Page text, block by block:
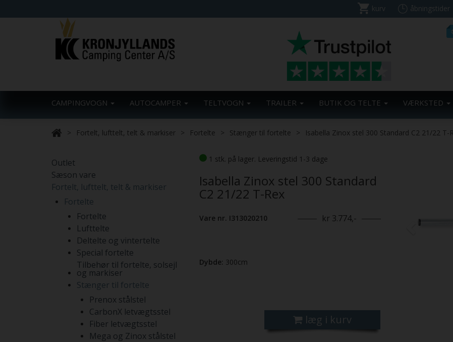
kurv åbningstider
CAMPINGVOGN AUTOCAMPER TELTVOGN TRAILER BUTIK OG TELTE VÆRKSTED
Fortelt, lufttelt, telt & markiser Fortelte Stænger til fortelte Isabella Zinox stel 300 Standard C2 21/22 T-
Outlet
Sæson vare
Fortelt, lufttelt, telt & markiser
Fortelte
Fortelte
Lufttelte
Deltelte og vintertelte
Special fortelte
Tilbehør til fortelte, solsejl
og markiser
Stænger til fortelte
Prenox stålstel
CarbonX letvægtsstel
Fiber letvægtsstel
Mega og Zinox stålstel
1 stk. på lager. Leveringstid 1-3 dage
Isabella Zinox stel 300 Standard
C2 21/22 T-Rex
Vare nr. I313020210 kr 3.774,-
Dybde: 300cm
læg i kurv